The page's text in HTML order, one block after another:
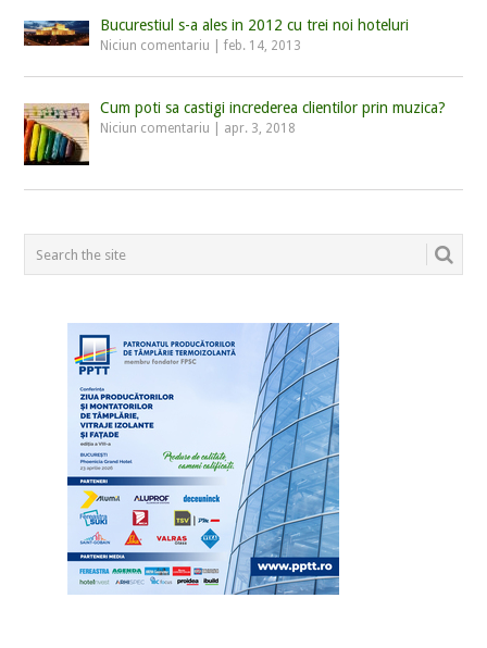
Bucurestiul s-a ales in 2012 cu trei noi hoteluri
Niciun comentariu |feb. 14, 2013
Cum poti sa castigi increderea clientilor prin muzica?
Niciun comentariu apr. 3, 2018